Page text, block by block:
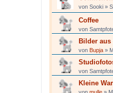
von Sooki »
Coffee
von
Bilder aus
von Bupja »
von
Kleine
von mulle »